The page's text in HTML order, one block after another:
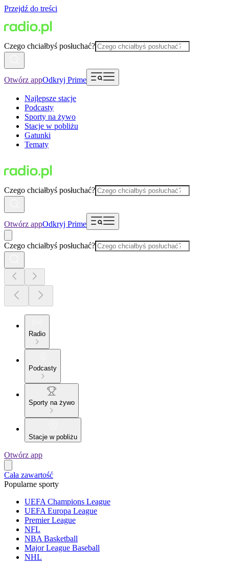
Przejdź do treści
Czego chciałbyś posłuchać?
Otwórz appOdkryj Prime
Najlepsze stacje
Podcasty
Sporty na żywo
Stacje w pobliżu
Gatunki
Tematy
Czego chciałbyś posłuchać?
Otwórz appOdkryj Prime
Czego chciałbyś posłuchać?
Radio
Podcasty
Sporty na żywo
Stacje w pobliżu
Otwórz app
Cała zawartość
Popularne sporty
UEFA Champions League
UEFA Europa League
Premier League
NFL
NBA Basketball
Major League Baseball
NHL